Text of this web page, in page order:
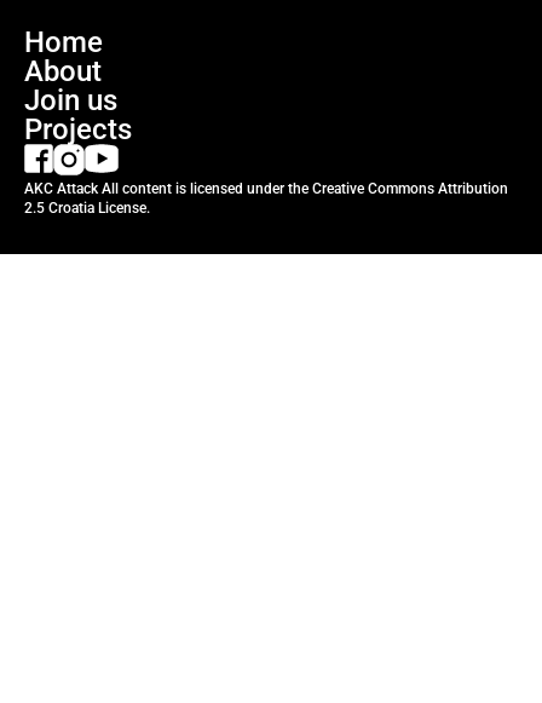
Home
About
Join us
Projects
AKC Attack All content is licensed under the Creative Commons Attribution
2.5 Croatia License.